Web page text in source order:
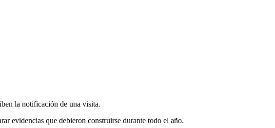
la notificación de una visita.
evidencias que debieron construirse durante todo el año.